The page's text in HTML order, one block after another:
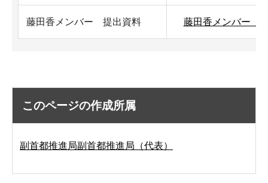
藤田香メンバー 提出資料 藤田香メンバー
このページの作成所属
副首都推進局副首都推進局（代表）